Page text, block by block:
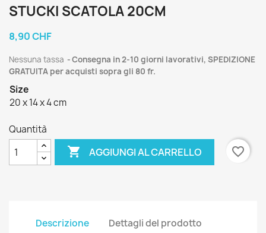
STUCKI SCATOLA 20CM
8,90 CHF
Nessuna tassa
Consegna in 2-10 giorni lavorativi, SPEDIZIONE
GRATUITA per acquisti sopra gli 80 fr.
Size
20 x 14 x 4 cm
Quantità
 AGGIUNGI AL CARRELLO favorite_border
Descrizione Dettagli del prodotto